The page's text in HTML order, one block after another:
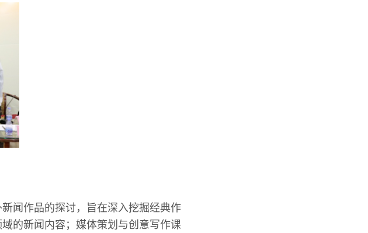
闻作品的探讨，旨在深入挖掘经典作
的新闻内容；媒体策划与创意写作课